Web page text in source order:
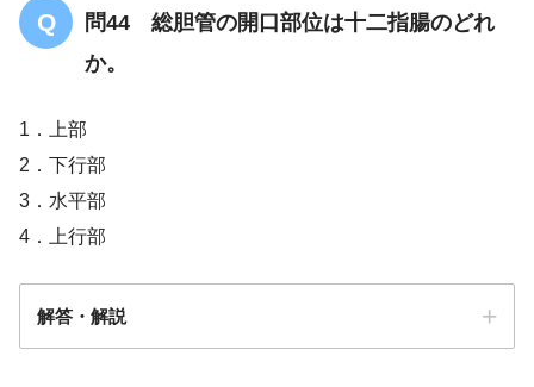
問44 総胆管の開口部位は十二指腸のどれ
か。
1．上部
2．下行部
3．水平部
4．上行部
解答・解説